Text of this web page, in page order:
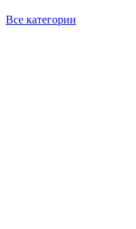
Все категории